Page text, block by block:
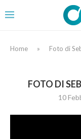
Home » Foto di
FOTO DI
10